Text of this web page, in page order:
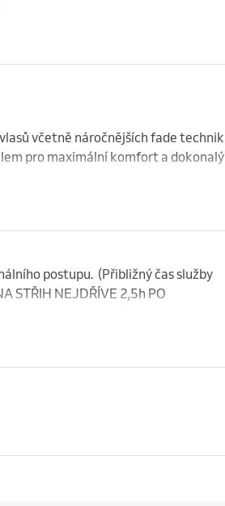
včetně náročnějších fade technik
pro maximální komfort a dokonalý
peeling a výživa pleti, které
přístroje uvolní napětí a podtrhne
postupu.  (Přibližný čas služby
STŘIH NEJDŘÍVE 2,5h PO